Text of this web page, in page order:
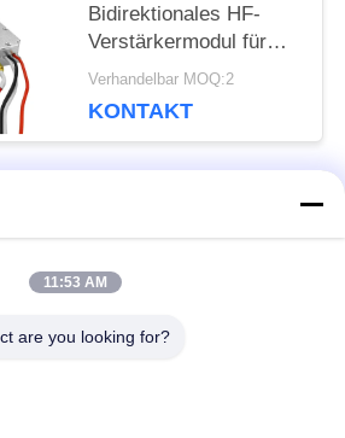
Bidirektionales HF-
Verstärkermodul für
kundenspezifische
2.4G Signalverstärkung
Verhandelbar MOQ:2
KONTAKT
Modul
11:53 AM
are you looking for?